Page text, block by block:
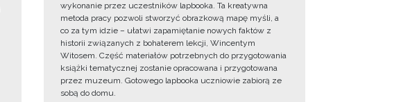
wykonanie przez uczestników lapbooka. Ta kreatywna
metoda pracy pozwoli stworzyć obrazkową mapę myśli, a
co za tym idzie – ułatwi zapamiętanie nowych faktów z
historii związanych z bohaterem lekcji, Wincentym
Witosem. Część materiałów potrzebnych do przygotowania
książki tematycznej zostanie opracowana i przygotowana
przez muzeum. Gotowego lapbooka uczniowie zabiorą ze
sobą do domu.